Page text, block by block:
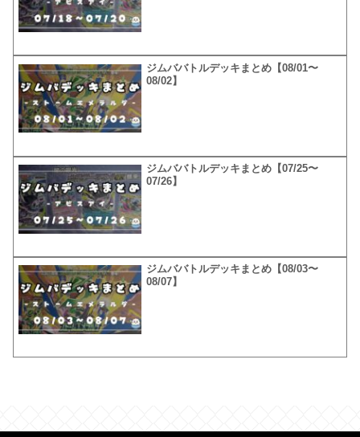
ジムババトルデッキまとめ【08/01〜
08/02】
ジムババトルデッキまとめ【07/25〜
07/26】
ジムババトルデッキまとめ【08/03〜
08/07】